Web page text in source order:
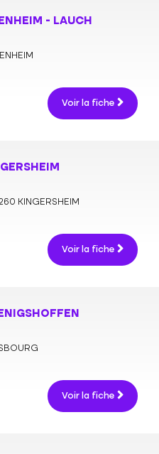
- LAUCH
Voir la fiche
KINGERSHEIM
Voir la fiche
Voir la fiche